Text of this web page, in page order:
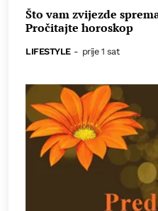
Što vam zvijezde
Pročitajte horoskop
LIFESTYLE - prije 1 sat